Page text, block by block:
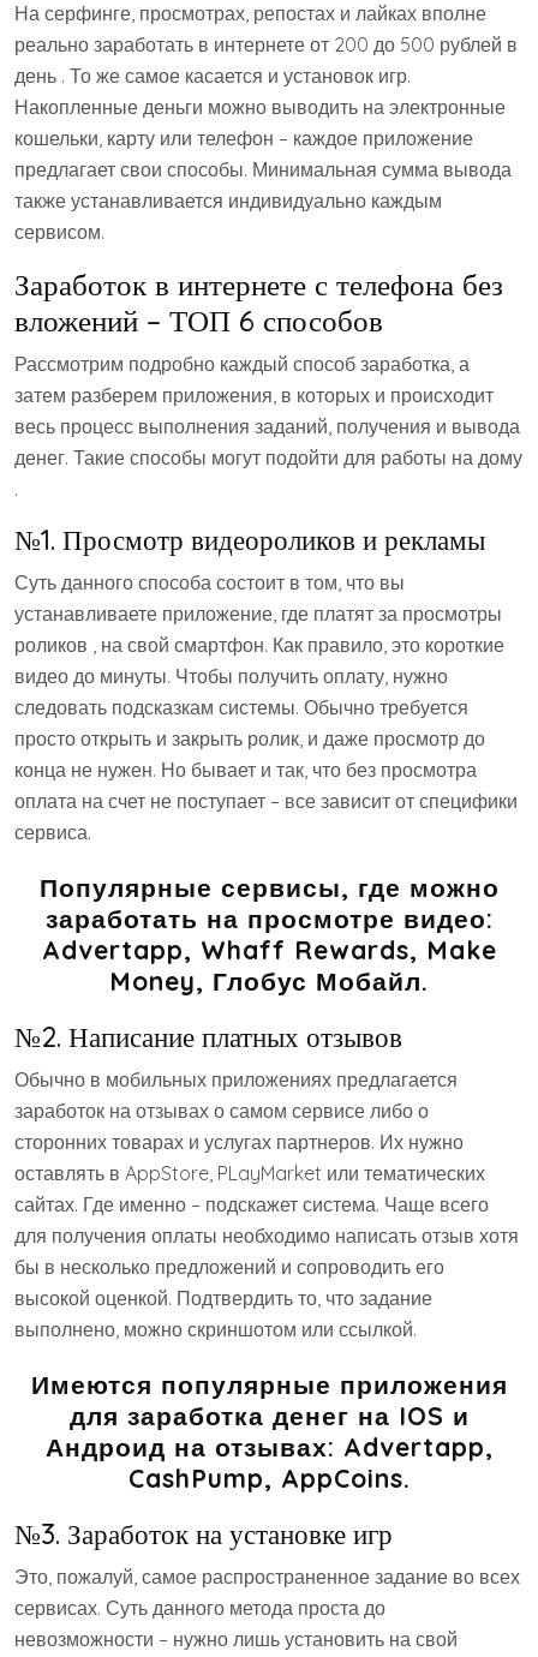
На серфинге, просмотрах, репостах и лайках вполне
реально заработать в интернете от 200 до 500 рублей в
день . То же самое касается и установок игр.
Накопленные деньги можно выводить на электронные
кошельки, карту или телефон – каждое приложение
предлагает свои способы. Минимальная сумма вывода
также устанавливается индивидуально каждым
сервисом.
Заработок в интернете с телефона без
вложений – ТОП 6 способов
Рассмотрим подробно каждый способ заработка, а
затем разберем приложения, в которых и происходит
весь процесс выполнения заданий, получения и вывода
денег. Такие способы могут подойти для работы на дому
.
№1. Просмотр видеороликов и рекламы
Суть данного способа состоит в том, что вы
устанавливаете приложение, где платят за просмотры
роликов , на свой смартфон. Как правило, это короткие
видео до минуты. Чтобы получить оплату, нужно
следовать подсказкам системы. Обычно требуется
просто открыть и закрыть ролик, и даже просмотр до
конца не нужен. Но бывает и так, что без просмотра
оплата на счет не поступает – все зависит от специфики
сервиса.
Популярные сервисы, где можно
заработать на просмотре видео:
Advertapp, Whaff Rewards, Make
Money, Глобус Мобайл.
№2. Написание платных отзывов
Обычно в мобильных приложениях предлагается
заработок на отзывах о самом сервисе либо о
сторонних товарах и услугах партнеров. Их нужно
оставлять в AppStore, PLayMarket или тематических
сайтах. Где именно – подскажет система. Чаще всего
для получения оплаты необходимо написать отзыв хотя
бы в несколько предложений и сопроводить его
высокой оценкой. Подтвердить то, что задание
выполнено, можно скриншотом или ссылкой.
Имеются популярные приложения
для заработка денег на IOS и
Андроид на отзывах: Advertapp,
CashPump, AppCoins.
№3. Заработок на установке игр
Это, пожалуй, самое распространенное задание во всех
сервисах. Суть данного метода проста до
невозможности – нужно лишь установить на свой